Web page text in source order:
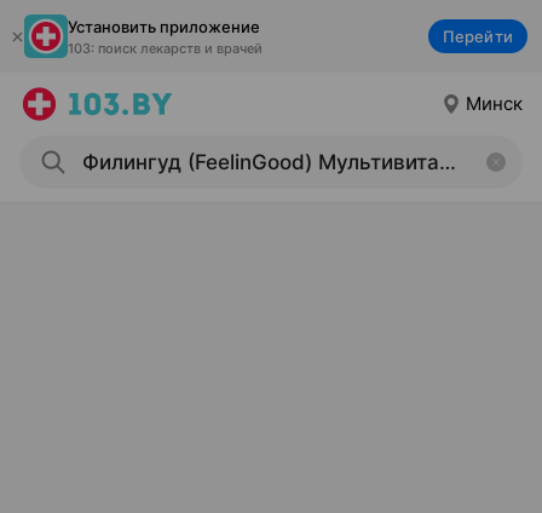
Установить приложение
103: поиск лекарств и врачей
Перейти
Минск